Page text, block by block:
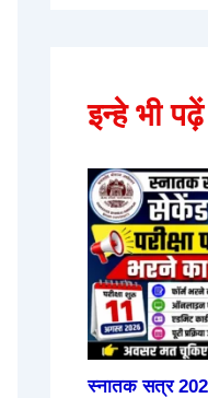
इन्हे भी
स्नातक सत्र